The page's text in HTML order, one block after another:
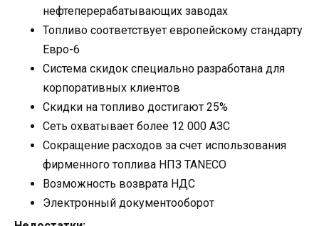
нефтеперерабатывающих заводах
Топливо соответствует европейскому стандарту
Евро-6
Система скидок специально разработана для
корпоративных клиентов
Скидки на топливо достигают 25%
Сеть охватывает более 12 000 АЗС
Сокращение расходов за счет использования
фирменного топлива НПЗ TANECO
Возможность возврата НДС
Электронный документооборот